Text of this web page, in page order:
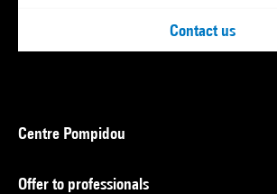
Contact us
Centre Pompidou
Offer to professionals